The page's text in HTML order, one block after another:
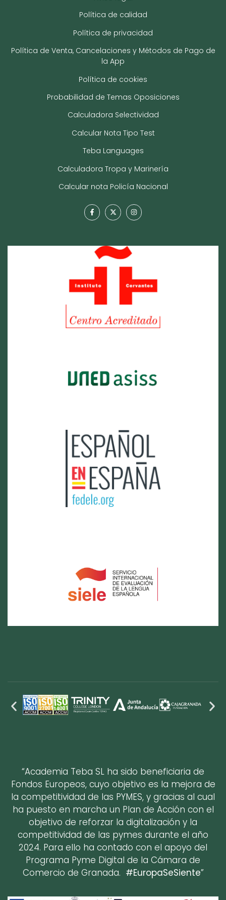
Política de calidad
Política de privacidad
Política de Venta, Cancelaciones y Métodos de Pago de
la App
Política de cookies
Probabilidad de Temas Oposiciones
Calculadora Selectividad
Calcular Nota Tipo Test
Teba Languages
Calculadora Tropa y Marinería
Calcular nota Policía Nacional
“Academia Teba SL ha sido beneficiaria de
Fondos Europeos, cuyo objetivo es la mejora de
la competitividad de las PYMES, y gracias al cual
ha puesto en marcha un Plan de Acción con el
objetivo de reforzar la digitalización y la
competitividad de las pymes durante el año
2024. Para ello ha contado con el apoyo del
Programa Pyme Digital de la Cámara de
Comercio de Granada. #EuropaSeSiente”